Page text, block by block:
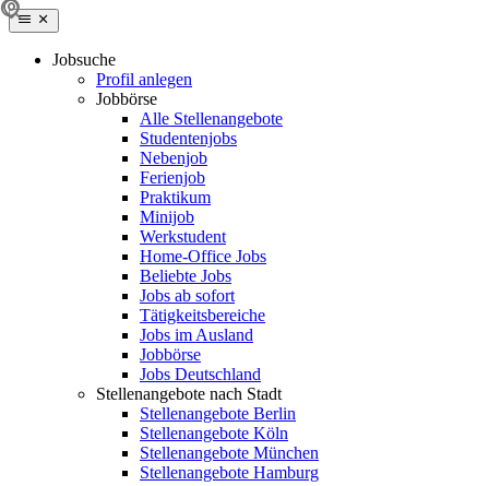
Jobsuche
Profil anlegen
Jobbörse
Alle Stellenangebote
Studentenjobs
Nebenjob
Ferienjob
Praktikum
Minijob
Werkstudent
Home-Office Jobs
Beliebte Jobs
Jobs ab sofort
Tätigkeitsbereiche
Jobs im Ausland
Jobbörse
Jobs Deutschland
Stellenangebote nach Stadt
Stellenangebote Berlin
Stellenangebote Köln
Stellenangebote München
Stellenangebote Hamburg